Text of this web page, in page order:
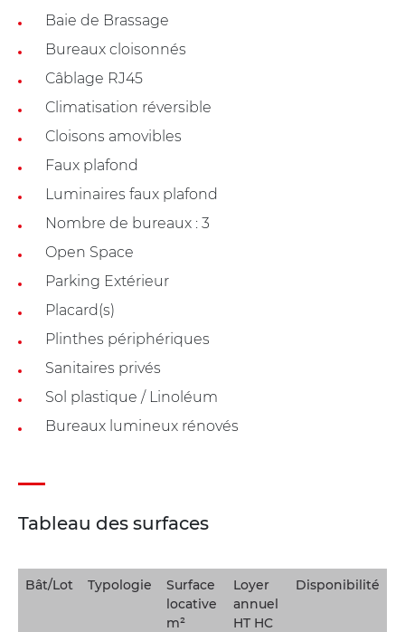
Baie de Brassage
Bureaux cloisonnés
Câblage RJ45
Climatisation réversible
Cloisons amovibles
Faux plafond
Luminaires faux plafond
Nombre de bureaux : 3
Open Space
Parking Extérieur
Placard(s)
Plinthes périphériques
Sanitaires privés
Sol plastique / Linoléum
Bureaux lumineux rénovés
Tableau des surfaces
Bât/Lot Typologie
Surface
locative
m²
Loyer
annuel
HT HC
Disponibilité